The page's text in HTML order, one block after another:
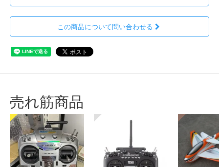
この商品について問い合わせる
売れ筋商品